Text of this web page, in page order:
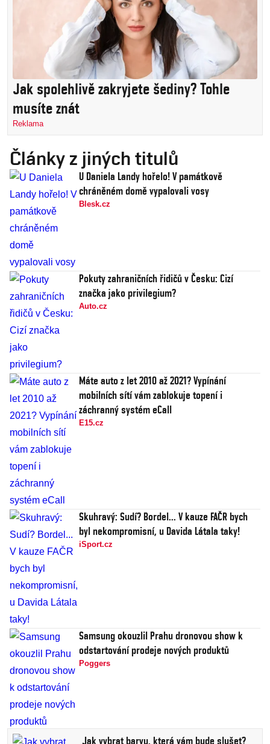
Jak spolehlivě zakryjete šediny? Tohle
musíte znát
Reklama
Články z jiných titulů
U Daniela Landy hořelo! V památkově
chráněném domě vypalovali vosy
Blesk.cz
Pokuty zahraničních řidičů v Česku: Cizí
značka jako privilegium?
Auto.cz
Máte auto z let 2010 až 2021? Vypínání
mobilních sítí vám zablokuje topení i
záchranný systém eCall
E15.cz
Skuhravý: Sudí? Bordel... V kauze FAČR bych
byl nekompromisní, u Davida Látala taky!
iSport.cz
Samsung okouzlil Prahu dronovou show k
odstartování prodeje nových produktů
Poggers
Jak vybrat barvu, která vám bude slušet?